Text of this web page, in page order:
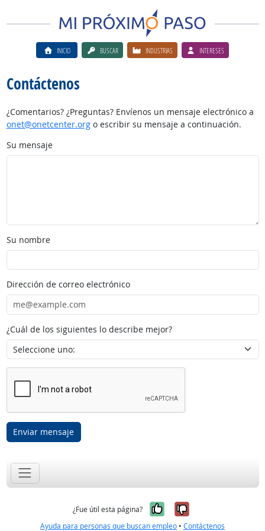
INICIO BUSCAR INDUSTRIAS INTERESES
Contáctenos
¿Comentarios? ¿Preguntas? Envíenos un mensaje electrónico a
onet@onetcenter.orgo escribir su mensaje a continuación.
Su mensaje
Su nombre
Dirección de correo electrónico
¿Cuál de los siguientes lo describe mejor?
Enviar mensaje
¿Fue útil esta página? Sí, fue útil
No, no fue
Ayuda para personas que buscan empleo • Contáctenos